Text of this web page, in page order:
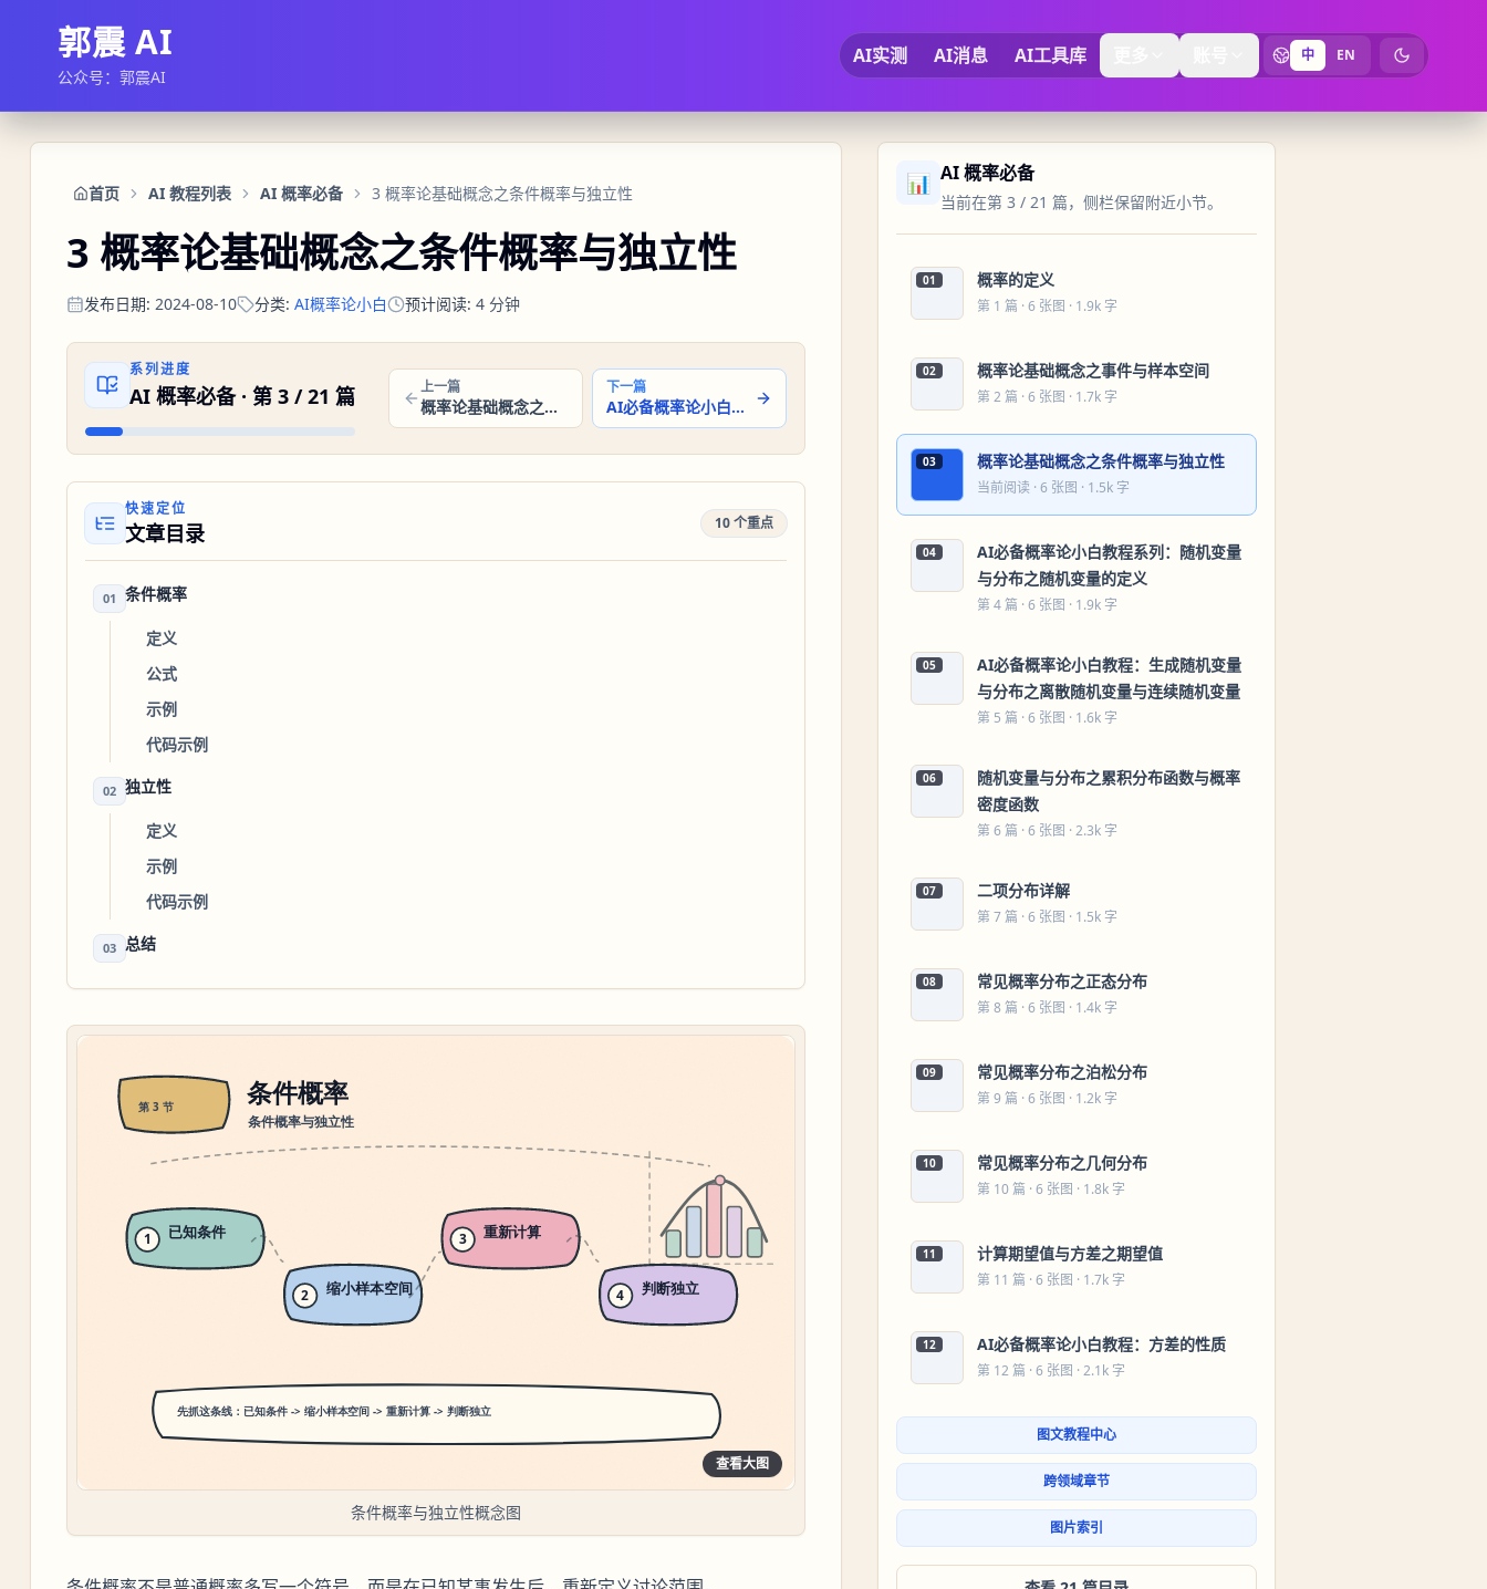
郭震 AI
公众号：郭震AI
AI实测 AI消息 AI工具库 中 EN 切换为暗黑
首页 AI 教程列表 AI 概率必备 3 概率论基础概念之条件概率与独立性
3 概率论基础概念之条件概率与独立性
发布日期: 2024-08-10 分类: AI概率论小白 预计阅读: 4 分钟
系列进度
AI 概率必备· 第 3/21 篇 上一篇
概率论基础概念之事件与样本空间
下一篇
AI必备概率论小白教程系列：随机变量与分布之随机变量的定义
快速定位
文章目录 10 个重点
01 条件概率
定义
公式
示例
代码示例
02 独立性
定义
示例
代码示例
03 总结
查看大图
条件概率与独立性概念图
📊 AI 概率必备
当前在第 3 / 21 篇，侧栏保留附近小节。
01 概率的定义
第 1 篇 · 6 张图 · 1.9k 字
02 概率论基础概念之事件与样本空间
第 2 篇 · 6 张图 · 1.7k 字
03 概率论基础概念之条件概率与独立性
当前阅读 · 6 张图 · 1.5k 字
04
AI必备概率论小白教程系列：随机变量
与分布之随机变量的定义
第 4 篇 · 6 张图 · 1.9k 字
05
AI必备概率论小白教程：生成随机变量
与分布之离散随机变量与连续随机变量
第 5 篇 · 6 张图 · 1.6k 字
06
随机变量与分布之累积分布函数与概率
密度函数
第 6 篇 · 6 张图 · 2.3k 字
07 二项分布详解
第 7 篇 · 6 张图 · 1.5k 字
08 常见概率分布之正态分布
第 8 篇 · 6 张图 · 1.4k 字
09 常见概率分布之泊松分布
第 9 篇 · 6 张图 · 1.2k 字
10 常见概率分布之几何分布
第 10 篇 · 6 张图 · 1.8k 字
11 计算期望值与方差之期望值
第 11 篇 · 6 张图 · 1.7k 字
12 AI必备概率论小白教程：方差的性质
第 12 篇 · 6 张图 · 2.1k 字
图文教程中心
跨领域章节
图片索引